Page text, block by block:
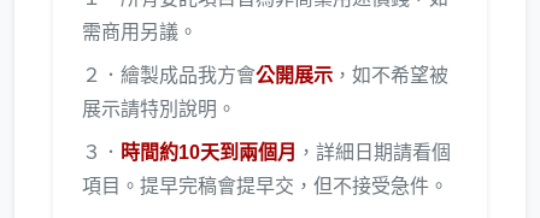
需商用另議。
２．繪製成品我方會公開展示 ，如不希望被
展示請特別說明。
３． 時間約10天到兩個月 ，詳細日期請看個
項目。提早完稿會提早交，但不接受急件。